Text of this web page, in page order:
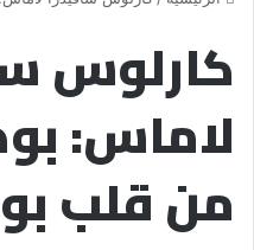
كارلوس
لاماس:
من قلب